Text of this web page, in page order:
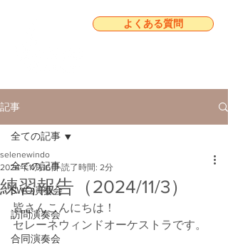
よくある質問
記事
全ての記事
SWO演奏会
訪問演奏会
合同演奏会
全ての記事
練習報告（2024/11/3）
selenewindo
2024年11月16日 読了時間: 2分
皆さんこんにちは！
セレーネウィンドオーケストラです。